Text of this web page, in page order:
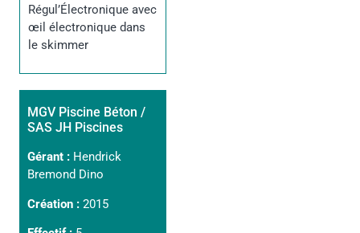
Régul’Électronique avec
œil électronique dans
le skimmer
MGV Piscine Béton /
SAS JH Piscines
Gérant : Hendrick
Bremond Dino
Création : 2015